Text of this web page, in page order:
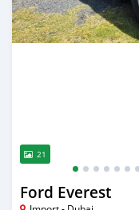
21
Ford Everest